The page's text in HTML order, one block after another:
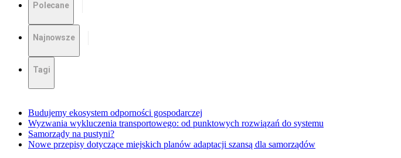
Polecane
Najnowsze
Tagi
Budujemy ekosystem odporności gospodarczej
Wyzwania wykluczenia transportowego: od punktowych rozwiązań do systemu
Samorządy na pustyni?
Nowe przepisy dotyczące miejskich planów adaptacji szansą dla samorządów